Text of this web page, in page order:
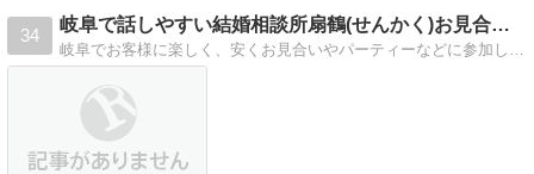
34
岐阜で話しやすい結婚相談所扇鶴(せんかく)お見合い・婚活パ…
岐阜でお客様に楽しく、安くお見合いやパーティーなどに参加して頂けますと幸いでございます。